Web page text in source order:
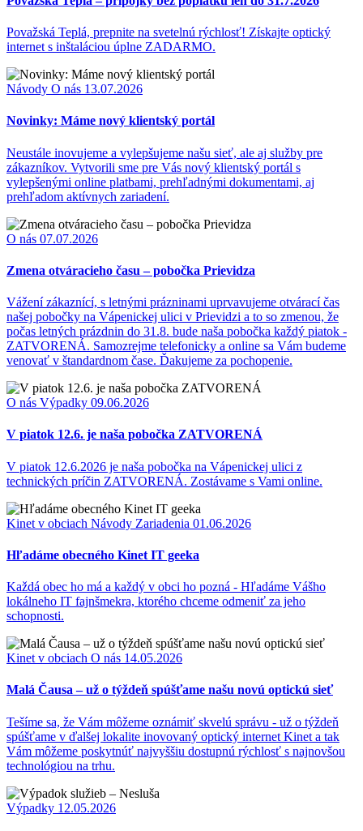
Považská Teplá, prepnite na svetelnú rýchlosť! Získajte optický
internet s inštaláciou úplne ZADARMO.
Návody O nás 13.07.2026
Novinky: Máme nový klientský portál
Neustále inovujeme a vylepšujeme našu sieť, ale aj služby pre
zákazníkov. Vytvorili sme pre Vás nový klientský portál s
vylepšenými online platbami, prehľadnými dokumentami, aj
prehľadom aktívnych zariadení.
O nás 07.07.2026
Zmena otváracieho času – pobočka Prievidza
Vážení zákaznící, s letnými prázninami uprvavujeme otvárací čas
našej pobočky na Vápenickej ulici v Prievidzi a to so zmenou, že
počas letných prázdnin do 31.8. bude naša pobočka každý piatok -
ZATVORENÁ. Samozrejme telefonicky a online sa Vám budeme
venovať v štandardnom čase. Ďakujeme za pochopenie.
O nás Výpadky 09.06.2026
V piatok 12.6. je naša pobočka ZATVORENÁ
V piatok 12.6.2026 je naša pobočka na Vápenickej ulici z
technických príčin ZATVORENÁ. Zostávame s Vami online.
Kinet v obciach Návody Zariadenia 01.06.2026
Hľadáme obecného Kinet IT geeka
Každá obec ho má a každý v obci ho pozná - Hľadáme Vášho
lokálneho IT fajnšmekra, ktorého chceme odmeniť za jeho
schopnosti.
Kinet v obciach O nás 14.05.2026
Malá Čausa – už o týždeň spúšťame našu novú optickú sieť
Tešíme sa, že Vám môžeme oznámiť skvelú správu - už o týždeň
spúšťame v ďalšej lokalite inovovaný optický internet Kinet a tak
Vám môžeme poskytnúť najvyššiu dostupnú rýchlosť s najnovšou
technológiou na trhu.
Výpadky 12.05.2026